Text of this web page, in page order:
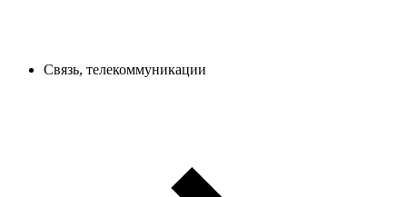
Связь, телекоммуникации